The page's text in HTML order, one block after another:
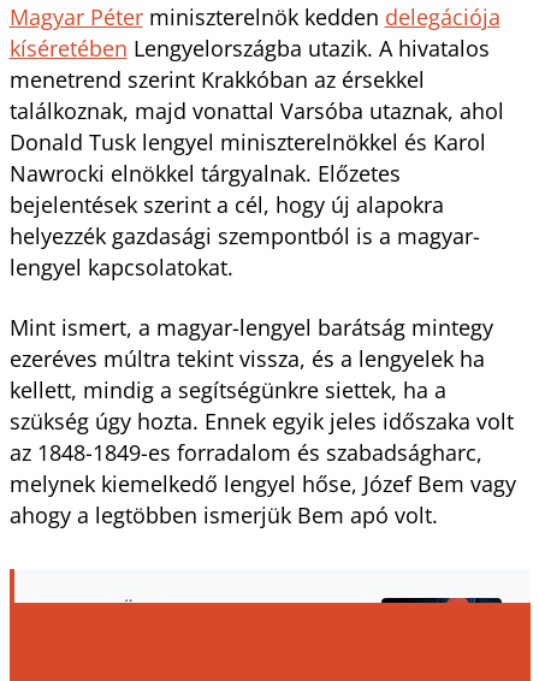
Magyar Péterminiszterelnök kedden delegációja
kíséretében Lengyelországba utazik. A hivatalos
menetrend szerint Krakkóban az érsekkel
találkoznak, majd vonattal Varsóba utaznak, ahol
Donald Tusk lengyel miniszterelnökkel és Karol
Nawrocki elnökkel tárgyalnak. Előzetes
bejelentések szerint a cél, hogy új alapokra
helyezzék gazdasági szempontból is a magyar-
lengyel kapcsolatokat.
Mint ismert, a magyar-lengyel barátság mintegy
ezeréves múltra tekint vissza, és a lengyelek ha
kellett, mindig a segítségünkre siettek, ha a
szükség úgy hozta. Ennek egyik jeles időszaka volt
az 1848-1849-es forradalom és szabadságharc,
melynek kiemelkedő lengyel hőse, Józef Bem vagy
ahogy a legtöbben ismerjük Bem apó volt.
Miközben Ön ezt olvassa, valaki máshol